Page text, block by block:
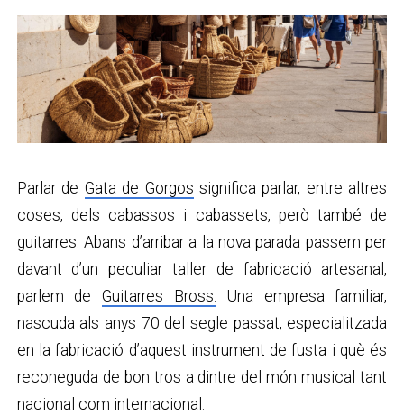
Parlar de Gata de Gorgos significa parlar, entre altres
coses, dels cabassos i cabassets, però també de
guitarres. Abans d’arribar a la nova parada passem per
davant d’un peculiar taller de fabricació artesanal,
parlem deGuitarres Bross.
Una empresa familiar,
nascuda als anys 70 del segle passat, especialitzada
en la fabricació d’aquest instrument de fusta i què és
reconeguda de bon tros a dintre del món musical tant
nacional com internacional.